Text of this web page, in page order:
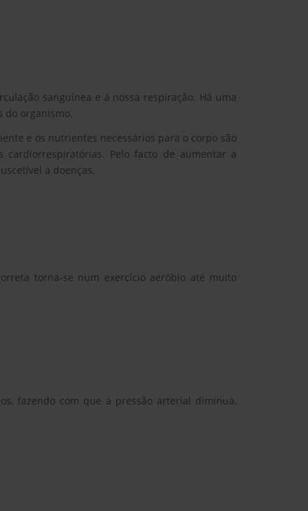
sanguínea e á nossa respiração. Há uma
do organismo.
e os nutrientes necessários para o corpo são
Pelo facto de aumentar a
a doenças.
torna-se num exercício aeróbio até muito
fazendo com que a pressão arterial diminua,